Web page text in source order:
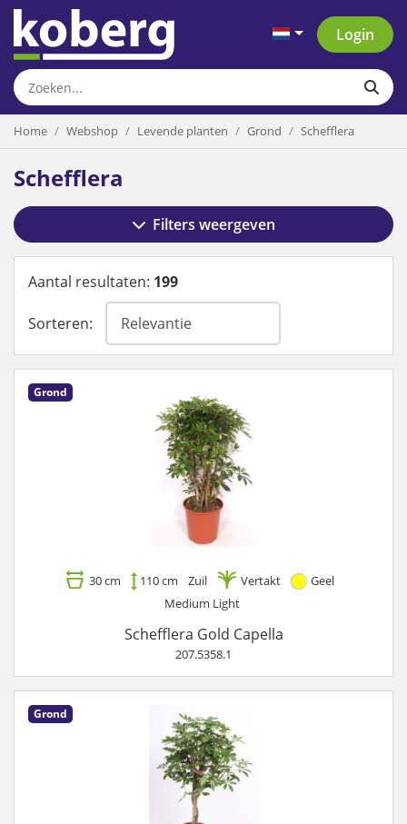
Login
Home Webshop Levende planten Grond Schefflera
Schefflera
Filters weergeven
Aantal resultaten: 199
Sorteren:
Grond
30 cm 110 cm Zuil Vertakt
Geel
Medium Light
Schefflera Gold Capella
207.5358.1
Grond